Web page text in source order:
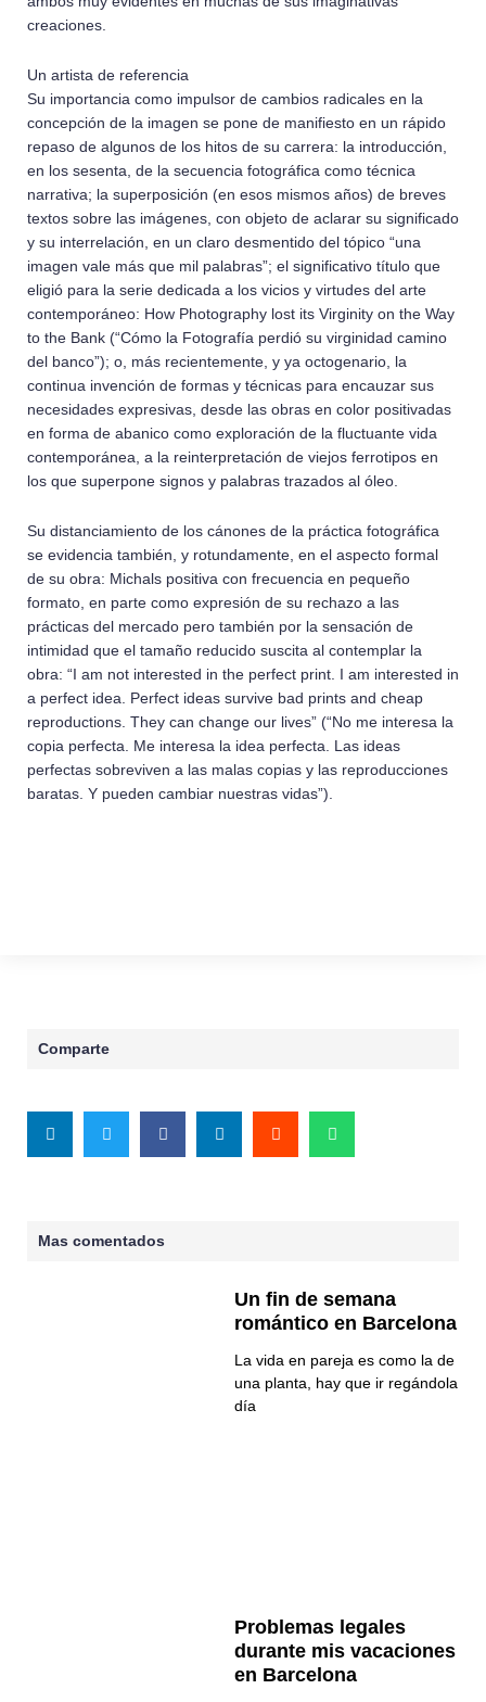
creaciones.
Un artista de referencia
Su importancia como impulsor de cambios radicales en la
concepción de la imagen se pone de manifiesto en un rápido
repaso de algunos de los hitos de su carrera: la introducción,
en los sesenta, de la secuencia fotográfica como técnica
narrativa; la superposición (en esos mismos años) de breves
textos sobre las imágenes, con objeto de aclarar su significado
y su interrelación, en un claro desmentido del tópico “una
imagen vale más que mil palabras”; el significativo título que
eligió para la serie dedicada a los vicios y virtudes del arte
contemporáneo: How Photography lost its Virginity on the Way
to the Bank (“Cómo la Fotografía perdió su virginidad camino
del banco”); o, más recientemente, y ya octogenario, la
continua invención de formas y técnicas para encauzar sus
necesidades expresivas, desde las obras en color positivadas
en forma de abanico como exploración de la fluctuante vida
contemporánea, a la reinterpretación de viejos ferrotipos en
los que superpone signos y palabras trazados al óleo.
Su distanciamiento de los cánones de la práctica fotográfica
se evidencia también, y rotundamente, en el aspecto formal
de su obra: Michals positiva con frecuencia en pequeño
formato, en parte como expresión de su rechazo a las
prácticas del mercado pero también por la sensación de
intimidad que el tamaño reducido suscita al contemplar la
obra: “I am not interested in the perfect print. I am interested in
a perfect idea. Perfect ideas survive bad prints and cheap
reproductions. They can change our lives” (“No me interesa la
copia perfecta. Me interesa la idea perfecta. Las ideas
perfectas sobreviven a las malas copias y las reproducciones
baratas. Y pueden cambiar nuestras vidas”).
Comparte
Mas comentados
Un fin de semana
romántico en Barcelona
La vida en pareja es como la de
una planta, hay que ir regándola
día
Problemas legales
durante mis vacaciones
en Barcelona